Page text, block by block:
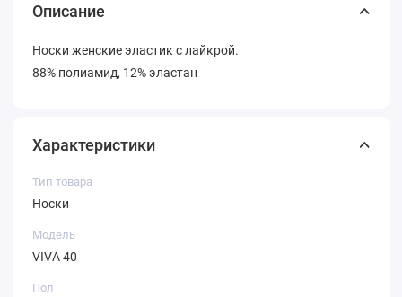
Описание
Носки женские эластик с лайкрой.
88% полиамид, 12% эластан
Характеристики
Тип товара
Носки
Модель
VIVA 40
Пол